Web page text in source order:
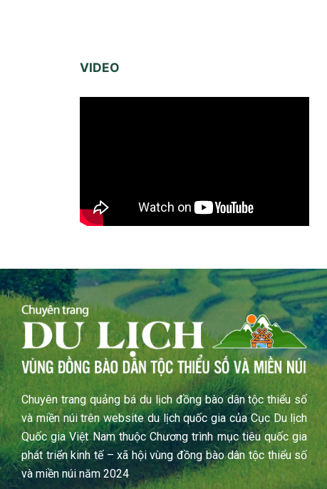
VIDEO
Chuyên trang quảng bá du lịch đồng bào dân tộc thiểu số
và miền núi trên website du lịch quốc gia của Cục Du lịch
Quốc gia Việt Nam thuộc Chương trình mục tiêu quốc gia
phát triển kinh tế – xã hội vùng đồng bào dân tộc thiểu số
và miền núi năm 2024